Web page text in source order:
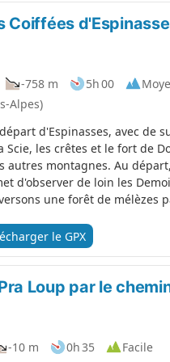
Coiffées
-758 m 5h 00
Alpes)
d'Espinasses, avec de
Scie, les crêtes et le fort de
autres montagnes. Au
d'observer de loin les
une forêt de mélèzes
au pied des géantes à
fait via la D53 qui offre de
par la visite des
le GPX
Loup par le
-10 m 0h 35
Facile